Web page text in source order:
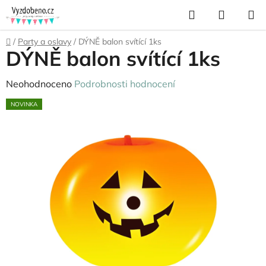
Přejít
na
obsah
Hledat
KOŠÍK
Domů
/ Party a oslavy / DÝNĚ balon svítící 1ks
DÝNĚ balon svítící 1ks
Průměrné
hodnocení
hvězdiček.
Neohodnoceno Podrobnosti hodnocení
NOVINKA